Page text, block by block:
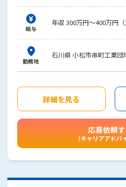
給与
年収 300万円～400万円（
勤務地
石川県 小松市串町工業団
詳細を見る
応募依頼す
（キャリアアドバ